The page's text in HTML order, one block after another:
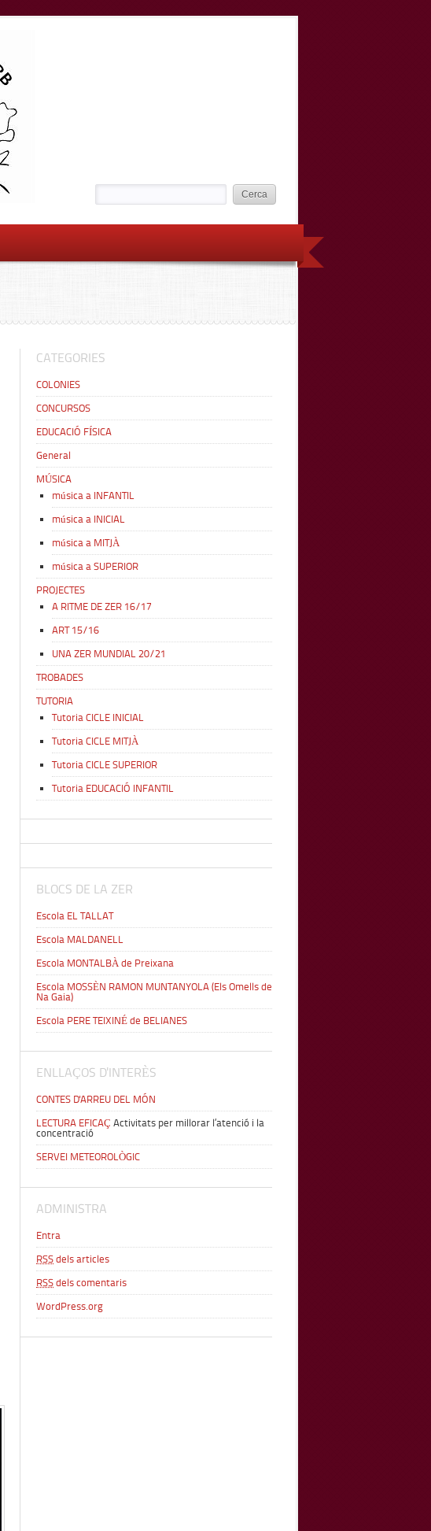
CATEGORIES
COLONIES
CONCURSOS
EDUCACIÓ FÍSICA
General
MÚSICA
música a INFANTIL
música a INICIAL
música a MITJÀ
música a SUPERIOR
PROJECTES
A RITME DE ZER 16/17
ART 15/16
UNA ZER MUNDIAL 20/21
TROBADES
TUTORIA
Tutoria CICLE INICIAL
Tutoria CICLE MITJÀ
Tutoria CICLE SUPERIOR
Tutoria EDUCACIÓ INFANTIL
BLOCS DE LA ZER
Escola EL TALLAT
Escola MALDANELL
Escola MONTALBÀ de Preixana
Escola MOSSÈN RAMON MUNTANYOLA (Els Omells de
Na Gaia)
Escola PERE TEIXINÉ de BELIANES
ENLLAÇOS D'INTERÈS
CONTES D'ARREU DEL MÓN
LECTURA EFICAÇ Activitats per millorar l’atenció i la
concentració
SERVEI METEOROLÒGIC
ADMINISTRA
Entra
RSS dels articles
RSS dels comentaris
WordPress.org